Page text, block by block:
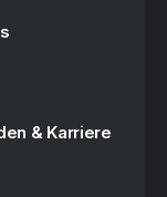
& Karriere